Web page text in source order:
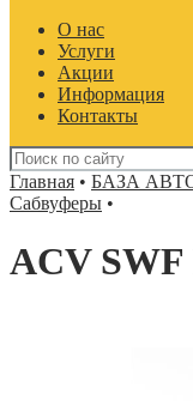
О нас
Услуги
Акции
Информация
Контакты
Главная • БАЗА
Сабвуферы •
ACV SWF